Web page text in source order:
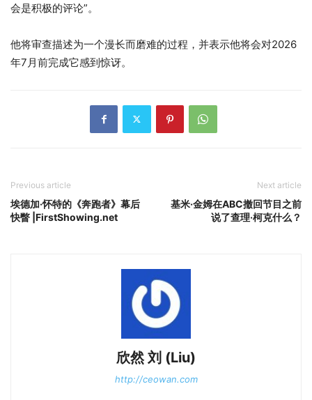
会是积极的评论”。
他将审查描述为一个漫长而磨难的过程，并表示他将会对2026
年7月前完成它感到惊讶。
Previous article
埃德加·怀特的《奔跑者》幕后
快瞥 |FirstShowing.net
Next article
基米·金姆在ABC撤回节目之前
说了查理·柯克什么？
欣然 刘 (Liu)
http://ceowan.com